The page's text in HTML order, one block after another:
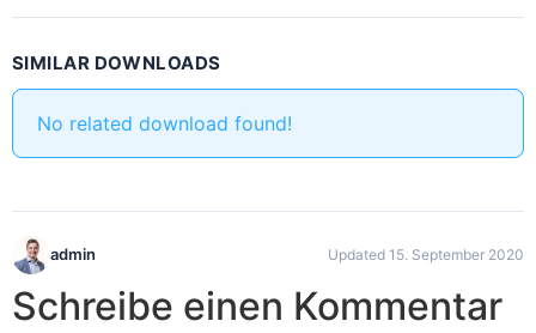
SIMILAR DOWNLOADS
No related download found!
admin Updated 15. September 2020
Schreibe einen Kommentar